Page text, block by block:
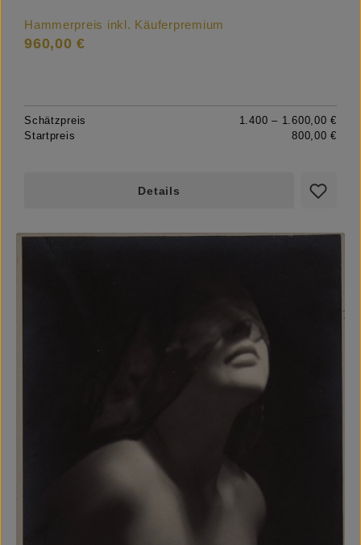
Hammerpreis inkl. Käuferpremium
960,00 €
Schätzpreis
1.400 – 1.600,00 €
Startpreis
800,00 €
Details